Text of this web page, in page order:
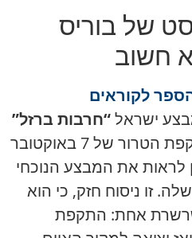
של בוריס
חשוב
לקוראים
ישראל“חרבות ברזל”
היה תגובה ישירה להתקפת הטרור של 7 באוקטובר
לראות את המבצע הנוכחי
זו ניסוח חזק, כי הוא
אחת: התקפת